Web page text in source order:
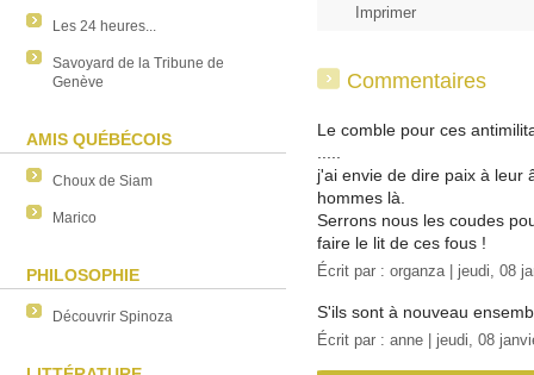
Les 24 heures...
Savoyard de la Tribune de
Genève
AMIS QUÉBÉCOIS
Choux de Siam
Marico
PHILOSOPHIE
Découvrir Spinoza
Imprimer
Commentaires
Le comble pour ces
j'ai envie de dire paix à leur
hommes là.
Serrons nous les coudes
faire le lit de ces fous !
Écrit par : organza | jeudi, 08
S'ils sont à nouveau
Écrit par : anne | jeudi, 08